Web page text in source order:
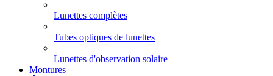
Lunettes complètes
Tubes optiques de lunettes
Lunettes d'observation solaire
Montures